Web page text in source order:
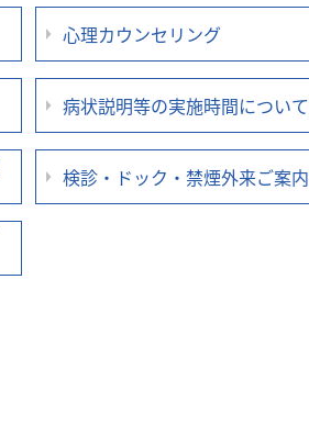
心理カウンセリング
病状説明等の実施時間について
検診・ドック・禁煙外来ご案内